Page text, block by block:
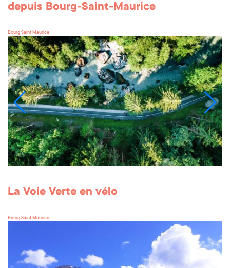
depuis Bourg-Saint-Maurice
Bourg Saint Maurice
La Voie Verte en vélo
Bourg Saint Maurice